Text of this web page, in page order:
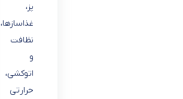
پز،
غذاسازها،
نظافت
و
اتوكشى،
حرارتى